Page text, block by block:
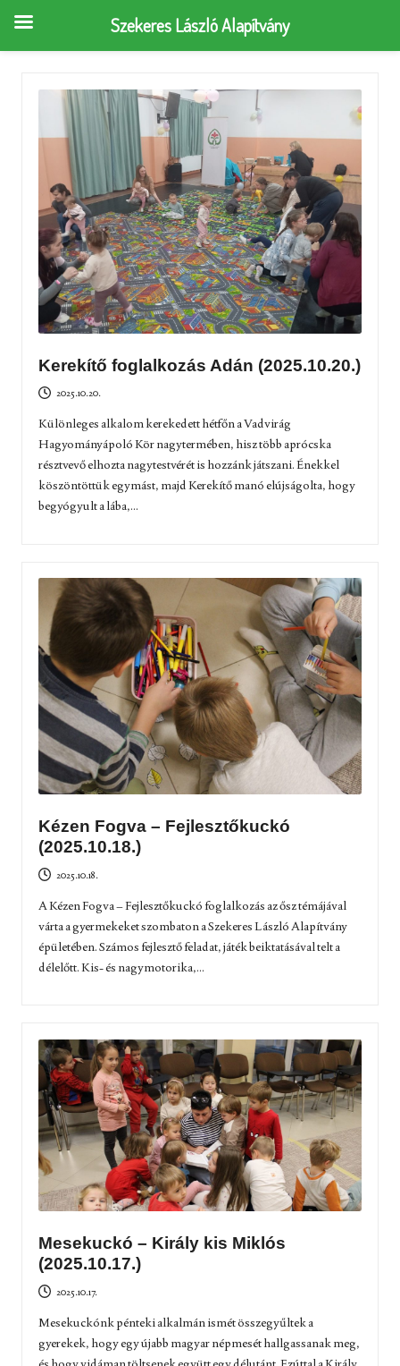
Kerekítő foglalkozás Adán (2025.10.20.)
2025.10.20.
Különleges alkalom kerekedett hétfőn a Vadvirág
Hagyományápoló Kör nagytermében, hisz több aprócska
résztvevő elhozta nagytestvérét is hozzánk játszani. Énekkel
köszöntöttük egymást, majd Kerekítő manó elújságolta, hogy
begyógyult a lába,...
Kézen Fogva – Fejlesztőkuckó
(2025.10.18.)
2025.10.18.
A Kézen Fogva – Fejlesztőkuckó foglalkozás az ősz témájával
várta a gyermekeket szombaton a Szekeres László Alapítvány
épületében. Számos fejlesztő feladat, játék beiktatásával telt a
délelőtt. Kis- és nagymotorika,...
Mesekuckó – Király kis Miklós
(2025.10.17.)
2025.10.17.
Mesekuckónk pénteki alkalmán ismét összegyűltek a
gyerekek, hogy egy újabb magyar népmesét hallgassanak meg,
Szekeres László Alapítvány